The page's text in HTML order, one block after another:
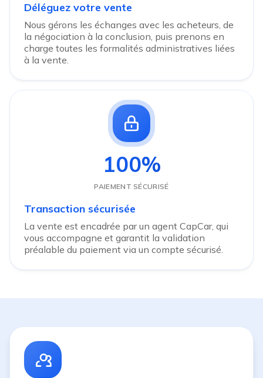
Déléguez votre vente
Nous gérons les échanges avec les acheteurs, de
la négociation à la conclusion, puis prenons en
charge toutes les formalités administratives liées
à la vente.
100%
PAIEMENT SÉCURISÉ
Transaction sécurisée
La vente est encadrée par un agent CapCar, qui
vous accompagne et garantit la validation
préalable du paiement via un compte sécurisé.